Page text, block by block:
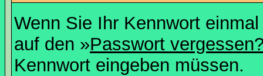
Wenn Sie Ihr Kennwort
auf den »Passwort
Kennwort eingeben müssen.